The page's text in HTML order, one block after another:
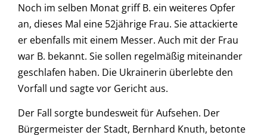
Noch im selben Monat griff B. ein weiteres Opfer
an, dieses Mal eine 52jährige Frau. Sie attackierte
er ebenfalls mit einem Messer. Auch mit der Frau
war B. bekannt. Sie sollen regelmäßig miteinander
geschlafen haben. Die Ukrainerin überlebte den
Vorfall und sagte vor Gericht aus.
Der Fall sorgte bundesweit für Aufsehen. Der
Bürgermeister der Stadt, Bernhard Knuth, betonte